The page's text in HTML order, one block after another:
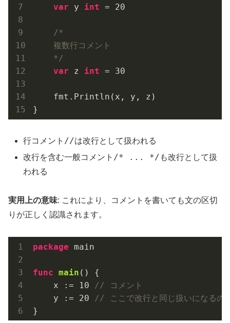
var y int = 20
/*
    複数行コメント
    */
var z int = 30
    fmt.Println(x, y, z)
行コメント //は改行として扱われる
改行を含む一般コメント /* ... */ も改行として扱
われる
実用上の意味: これにより、コメントを書いても文の区切
りが正しく認識されます。
package main
func main ()
{
    x :=
10
// コメント
    y :=
20
// ここで改行と同じ扱いになるの